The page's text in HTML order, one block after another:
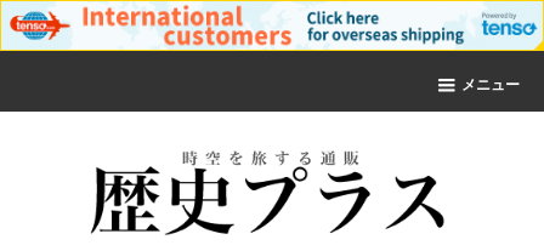
メニュー